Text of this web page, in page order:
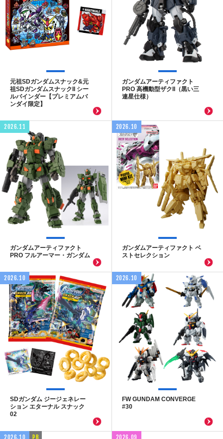
元祖SDガンダムスナック&元
祖SDガンダムスナックII シー
ルバインダー【プレミアムバ
ンダイ限定】
ガンダムアーティファクト
PRO 高機動型ザクII（黒い三
連星仕様）
2026.11
ガンダムアーティファクト
PRO フルアーマー・ガンダム
2026.10
ガンダムアーティファクト ベ
ストセレクション
2026.10
SDガンダム ジージェネレー
ション エターナル スナック
02
2026.10
FW GUNDAM CONVERGE
#30
2026.10 PB 2026.09